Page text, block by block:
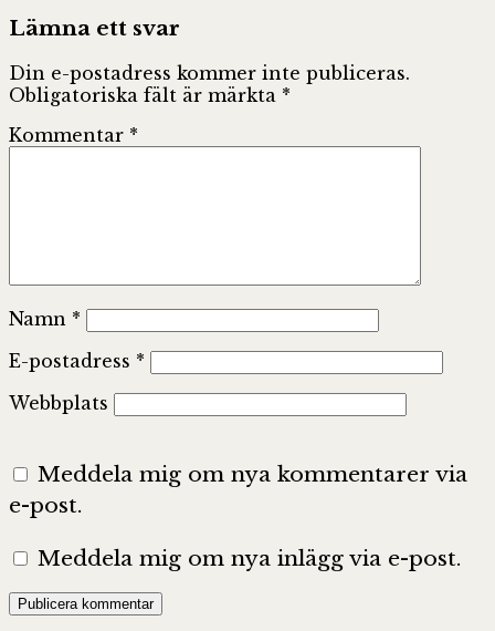
Lämna ett svar
Din e-postadress kommer inte publiceras.
Obligatoriska fält är märkta *
Kommentar *
Namn *
E-postadress *
Webbplats
Meddela mig om nya kommentarer via
e-post.
Meddela mig om nya inlägg via e-post.